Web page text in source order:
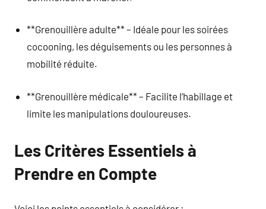
**Grenouillère adulte** – Idéale pour les soirées
cocooning, les déguisements ou les personnes à
mobilité réduite.
**Grenouillère médicale** – Facilite l’habillage et
limite les manipulations douloureuses.
Les Critères Essentiels à
Prendre en Compte